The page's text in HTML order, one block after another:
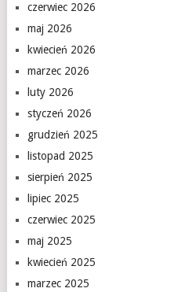
czerwiec 2026
maj 2026
kwiecień 2026
marzec 2026
luty 2026
styczeń 2026
grudzień 2025
listopad 2025
sierpień 2025
lipiec 2025
czerwiec 2025
maj 2025
kwiecień 2025
marzec 2025